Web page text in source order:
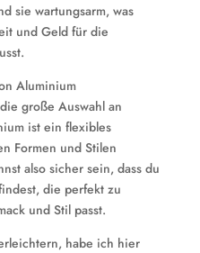
sie wartungsarm, was
und Geld für die
Aluminium
große Auswahl an
ist ein flexibles
Formen und Stilen
also sicher sein, dass du
die perfekt zu
und Stil passt.
habe ich hier